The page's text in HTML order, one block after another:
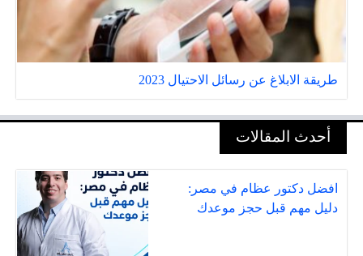
طريقة الابلاغ عن رسائل الاحتيال 2023
أحدث المقالات
افضل دكتور عظام في مصر:
دليل مهم قبل حجز موعدك